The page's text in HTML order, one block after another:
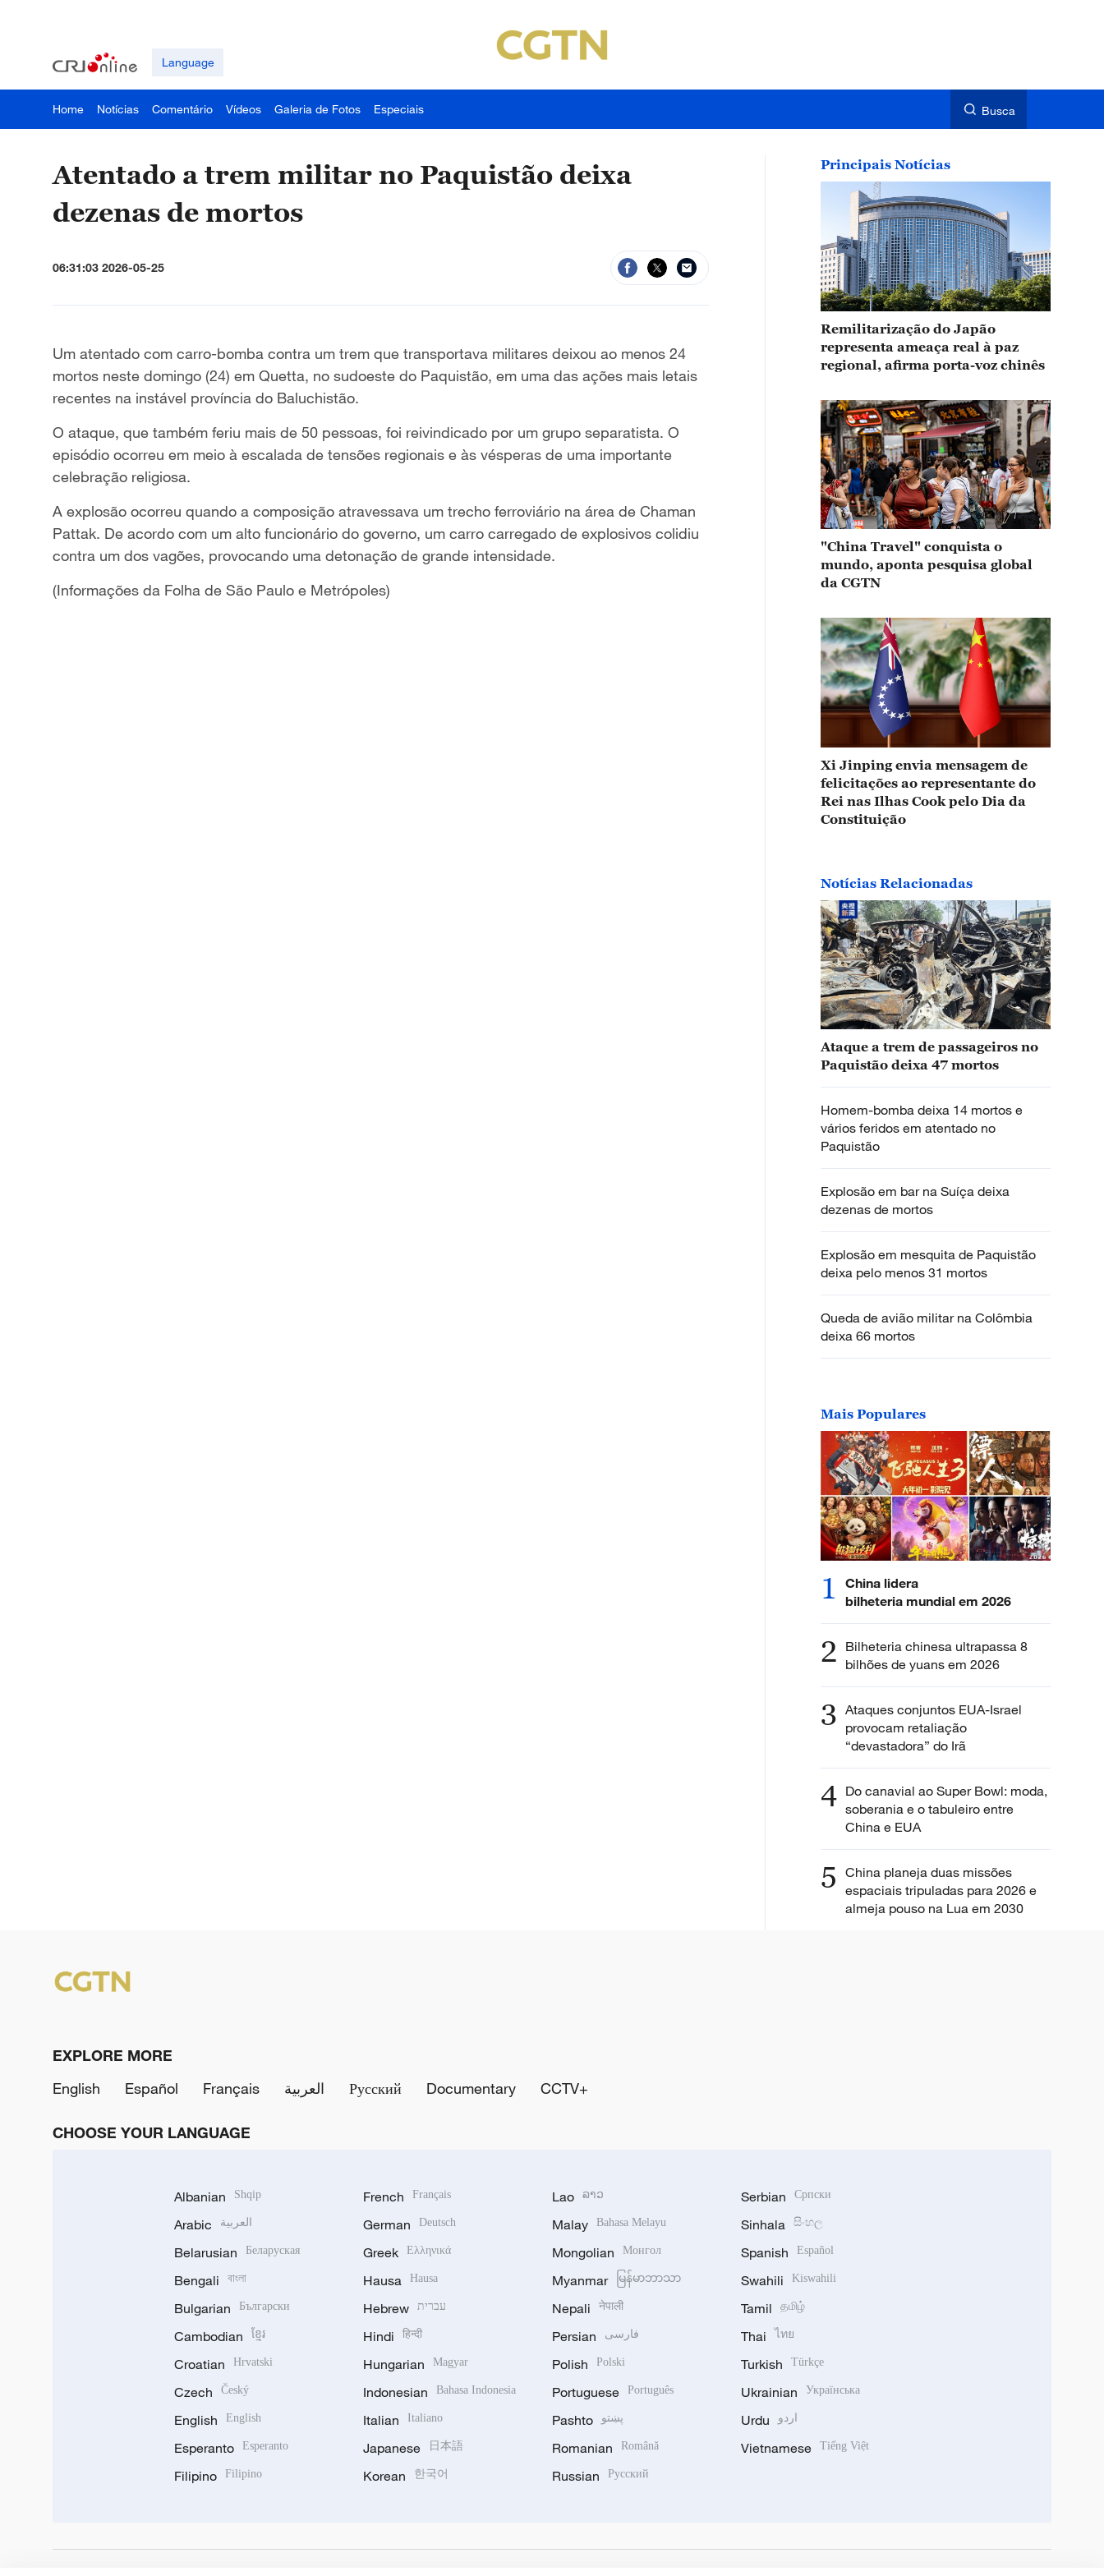
Language
Home Notícias Comentário Vídeos Galeria de Fotos Especiais Busca
Atentado a trem militar no Paquistão deixa
dezenas de mortos
06:31:03 2026-05-25
Um atentado com carro-bomba contra um trem que transportava militares deixou ao menos 24
mortos neste domingo (24) em Quetta, no sudoeste do Paquistão, em uma das ações mais letais
recentes na instável província do Baluchistão.
O ataque, que também feriu mais de 50 pessoas, foi reivindicado por um grupo separatista. O
episódio ocorreu em meio à escalada de tensões regionais e às vésperas de uma importante
celebração religiosa.
A explosão ocorreu quando a composição atravessava um trecho ferroviário na área de Chaman
Pattak. De acordo com um alto funcionário do governo, um carro carregado de explosivos colidiu
contra um dos vagões, provocando uma detonação de grande intensidade.
(Informações da Folha de São Paulo e Metrópoles)
Principais Notícias
Remilitarização do Japão
representa ameaça real à paz
regional, afirma porta-voz chinês
"China Travel" conquista o
mundo, aponta pesquisa global
da CGTN
Xi Jinping envia mensagem de
felicitações ao representante do
Rei nas Ilhas Cook pelo Dia da
Constituição
Notícias Relacionadas
Ataque a trem de passageiros no
Paquistão deixa 47 mortos
Homem-bomba deixa 14 mortos e
vários feridos em atentado no
Paquistão
Explosão em bar na Suíça deixa
dezenas de mortos
Explosão em mesquita de Paquistão
deixa pelo menos 31 mortos
Queda de avião militar na Colômbia
deixa 66 mortos
Mais Populares
1
China lidera
bilheteria mundial em 2026
2 Bilheteria chinesa ultrapassa 8
bilhões de yuans em 2026
3 Ataques conjuntos EUA-Israel
provocam retaliação
“devastadora” do Irã
4 Do canavial ao Super Bowl: moda,
soberania e o tabuleiro entre
China e EUA
5 China planeja duas missões
espaciais tripuladas para 2026 e
almeja pouso na Lua em 2030
EXPLORE MORE
English
Español Français العربية Русский Documentary CCTV+
CHOOSE YOUR LANGUAGE
Albanian Shqip
Arabic العربية
Belarusian Беларуская
Bengali বাংলা
Bulgarian Български
Cambodian ខ្មែរ
Croatian Hrvatski
Czech Český
English English
Esperanto Esperanto
Filipino Filipino
French Français
German Deutsch
Greek Ελληνικά
Hausa Hausa
Hebrew עברית
Hindi हिन्दी
Hungarian Magyar
Indonesian Bahasa Indonesia
Italian Italiano
Japanese 日本語
Korean 한국어
Lao ລາວ
Malay Bahasa Melayu
Mongolian Монгол
Myanmar မြန်မာဘာသာ
Nepali नेपाली
Persian فارسی
Polish Polski
Portuguese Português
Pashto پښتو
Romanian Română
Russian Русский
Serbian Српски
Sinhala සිංහල
Spanish Español
Swahili Kiswahili
Tamil தமிழ்
Thai ไทย
Turkish Türkçe
Ukrainian Українська
Urdu اردو
Vietnamese Tiếng Việt